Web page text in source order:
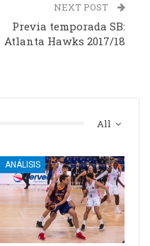
NEXT POST
Previa temporada SB:
Atlanta Hawks 2017/18
All
ANÁLISIS